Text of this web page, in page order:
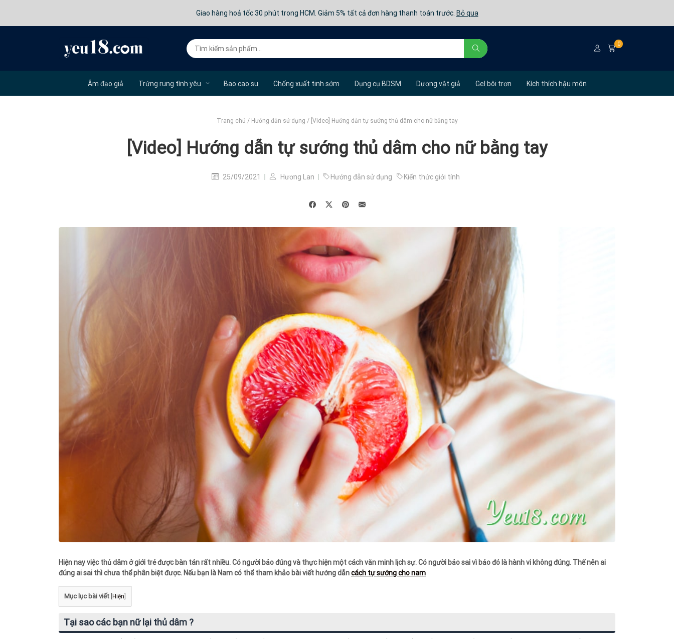
Giao hàng hoả tốc 30 phút trong HCM. Giảm 5% tất cả đơn hàng thanh toán trước. Bỏ qua
0
Âm đạo giả Trứng rung tình yêu Bao cao su Chống xuất tinh sớm Dụng cụ BDSM Dương vật giả Gel bôi trơn Kích thích hậu môn
Trang chủ / Hướng đẫn sử dụng / [Video] Hướng dẫn tự sướng thủ dâm cho nữ bằng tay
[Video] Hướng dẫn tự sướng thủ dâm cho nữ bằng tay
25/09/2021 Hương Lan Hướng đẫn sử dụng Kiến thức giới tính
Hiện nay việc thủ dâm ở giới trẻ được bàn tán rất nhiều. Có người bảo đúng và thực hiện một cách văn minh lịch sự. Có người bảo sai vì bảo đó là hành vi không đúng. Thế nên ai
đúng ai sai thì chưa thể phân biệt được. Nếu bạn là Nam có thể tham khảo bài viết hướng dẫncách tự sướng cho nam
Mục lục bài viết Hiện
Tại sao các bạn nữ lại thủ dâm ?